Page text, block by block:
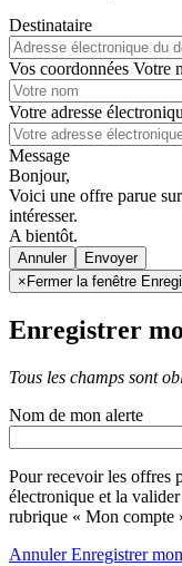
Destinataire
Vos coordonnées Votre
Votre adresse
Message
Bonjour,
Voici une offre parue
intéresser.
A bientôt.
Annuler
× Fermer la fenêtre
Enregistrer
Tous les champs sont
Nom de mon alerte
Pour recevoir les offres
électronique et la
rubrique « Mon compte
AnnulerEnregistrer